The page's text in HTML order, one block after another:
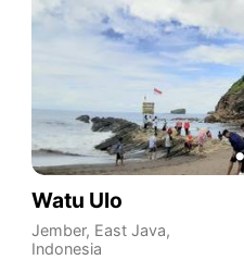
Watu Ulo
Jember, East Java,
Indonesia